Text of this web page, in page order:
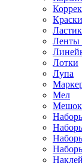
Ленты
Лотки
Лупа
Мел
Мешок